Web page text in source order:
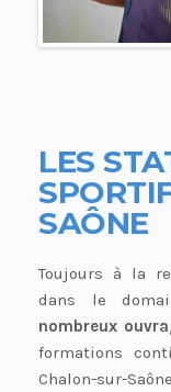
LES
SAÔNE
Toujours à la
dans le
nombreux
formations
Chalon-sur-